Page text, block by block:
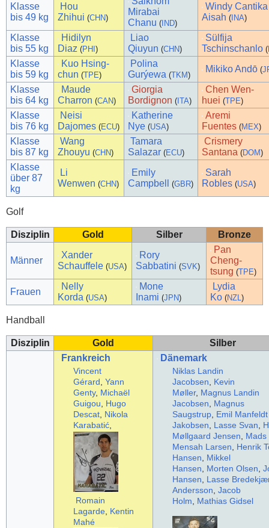
Klasse
bis 49 kg
Hou
Zhihui (CHN)
Mirabai
Chanu ( IND)
Windy Cantika
Aisah ( INA)
Klasse
bis 55 kg
Hidilyn
Diaz (PHI)
Liao
Qiuyun (CHN)
Sülfija
Tschinschanlo (
Klasse
bis 59 kg
Kuo Hsing-
chun (TPE)
Polina
Gurýewa (TKM)
Mikiko Andō (
Klasse
bis 64 kg
Maude
Charron (CAN)
Giorgia
Bordignon ( ITA)
Chen Wen-
huei (TPE)
Klasse
bis 76 kg
Neisi
Dajomes (ECU)
Katherine
Nye (USA)
Aremi
Fuentes (MEX)
Klasse
bis 87 kg
Wang
Zhouyu (CHN)
Tamara
Salazar (ECU)
Crismery
Santana (DOM)
Klasse
über 87
kg
Li
Wenwen (CHN)
Emily
Campbell
(GBR)
Sarah
Robles (USA)
Golf
Disziplin Gold Silber Bronze
Männer
Xander
Schauffele (USA)
Rory
Sabbatini (SVK)
Pan
Cheng-
tsung (TPE)
Frauen
Nelly
Korda (USA)
Mone
Inami (JPN)
Lydia
Ko (NZL)
Handball
Disziplin Gold Silber
Frankreich
Vincent
Gérard Yann
Genty, Michaël
Guigou
Hugo
Descat, Nikola
Karabatić,
Romain
Lagarde, Kentin
Mahé
Dänemark
Niklas Landin
Jacobsen
Kevin
Møller, Magnus Landin
Jacobsen
Magnus
Saugstrup, Emil Manfeldt
Jakobsen
Lasse Svan
Møllgaard Jensen
Mads
Mensah Larsen
Henrik
Hansen
Mikkel
Hansen
Morten Olsen
Hansen
Lasse
Andersson Jacob
Holm
Mathias Gidsel